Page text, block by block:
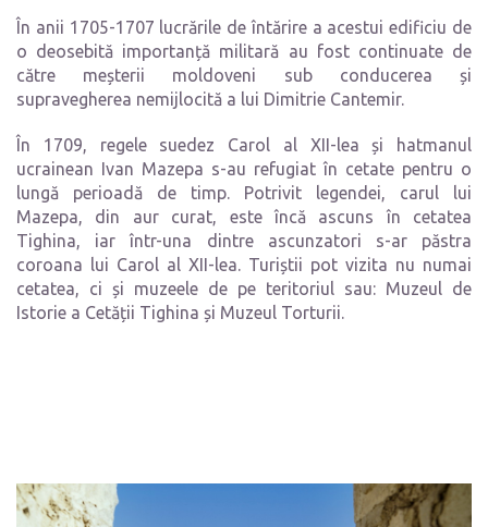
În anii 1705-1707 lucrările de întărire a acestui edificiu de
o deosebită importanță militară au fost continuate de
către meșterii moldoveni sub conducerea și
supravegherea nemijlocită a lui Dimitrie Cantemir.
În 1709, regele suedez Carol al XII-lea și hatmanul
ucrainean Ivan Mazepa s-au refugiat în cetate pentru o
lungă perioadă de timp. Potrivit legendei, carul lui
Mazepa, din aur curat, este încă ascuns în cetatea
Tighina, iar într-una dintre ascunzatori s-ar păstra
coroana lui Carol al XII-lea. Turiștii pot vizita nu numai
cetatea, ci și muzeele de pe teritoriul sau: Muzeul de
Istorie a Cetății Tighina și Muzeul Torturii.